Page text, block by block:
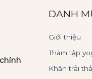
DANH
Giới thiệu
Thảm tập
Khăn trải